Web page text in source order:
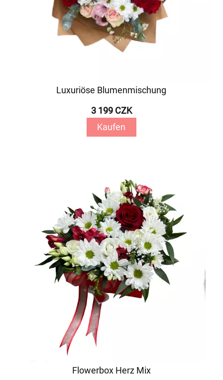
Luxuriöse Blumenmischung
3 199 CZK
Kaufen
Flowerbox Herz Mix